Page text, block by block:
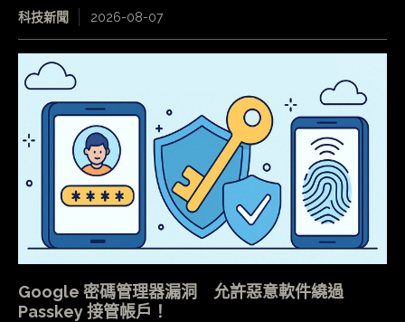
科技新聞 2026-08-07
Google 密碼管理器漏洞 允許惡意軟件繞過
Passkey 接管帳戶！